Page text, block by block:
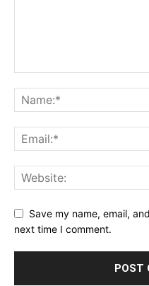
Save my name, email,
next time I comment.